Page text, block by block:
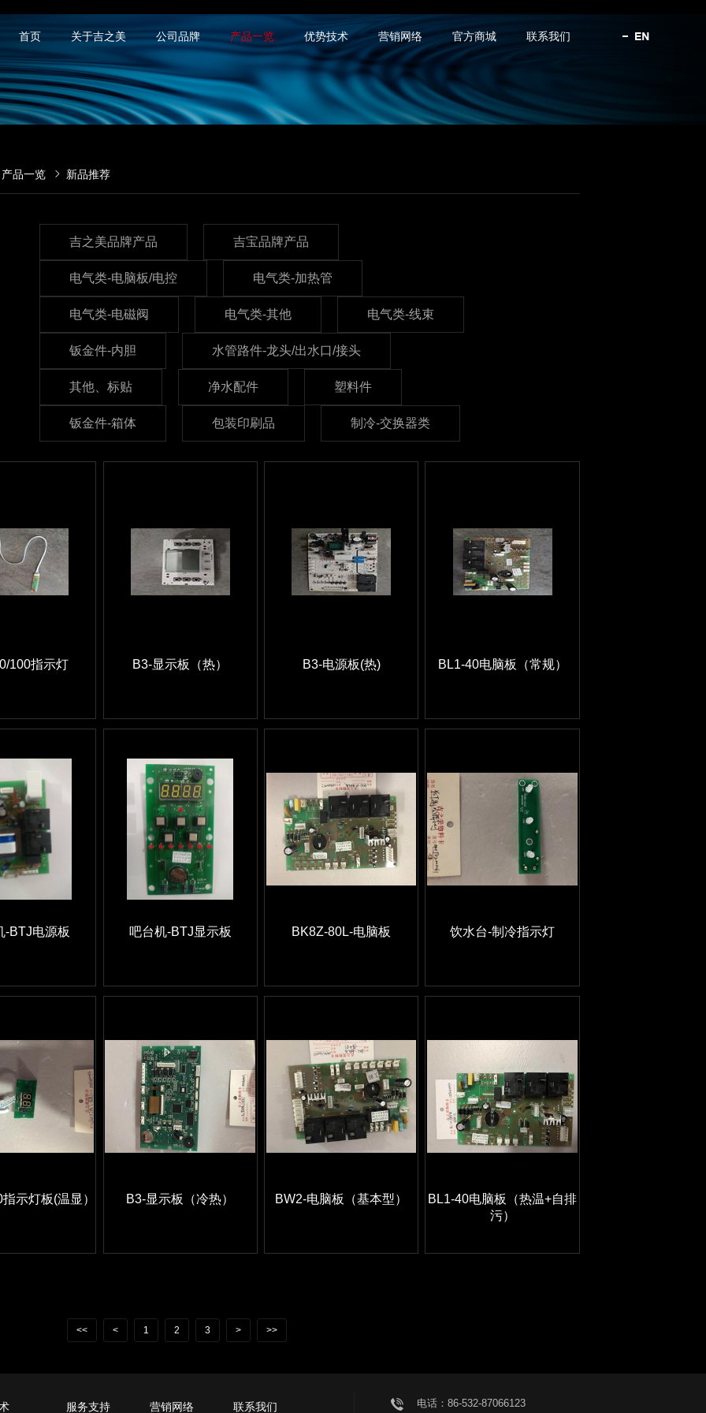
首页 关于吉之美 公司品牌 产品一览 优势技术 营销网络 官方商城 联系我们
产品一览 新品推荐
吉之美品牌产品 吉宝品牌产品
电气类-电脑板/电控 电气类-加热管
电气类-电磁阀 电气类-其他 电气类-线束
钣金件-内胆 水管路件-龙头/出水口/接头
其他、标贴 净水配件 塑料件
钣金件-箱体 包装印刷品 制冷-交换器类
100指示灯 B3-显示板（热） B3-电源板(热) BL1-40电脑板（常规）
-BTJ电源板 吧台机-BTJ显示板 BK8Z-80L-电脑板 饮水台-制冷指示灯
示灯板(温显） B3-显示板（冷热） BW2-电脑板（基本型）
BL1-40电脑板（热温+自排
污）
<< < 1 2 3 > >>
服务支持 营销网络 联系我们 电话：86-532-87066123